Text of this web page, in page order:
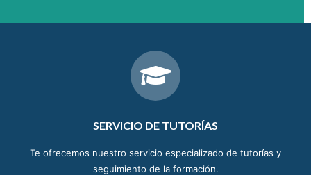
SERVICIO DE TUTORÍAS
Te ofrecemos nuestro servicio especializado de tutorías y
seguimiento de la formación.